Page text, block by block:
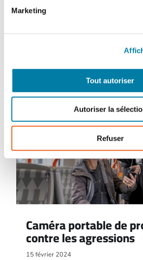
Marketing
Tout autoriser
Autoriser la
Refuser
Move Vandal Multisensor PTZ
capteurs. Vue panoramique,
Caméra portable de
contre les agressions
15 février 2024